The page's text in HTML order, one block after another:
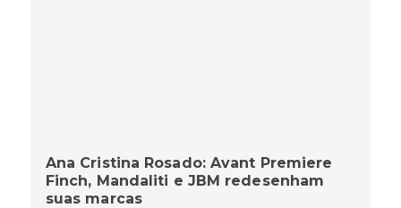
Ana Cristina Rosado: Avant Premiere
Finch, Mandaliti e JBM redesenham
suas marcas